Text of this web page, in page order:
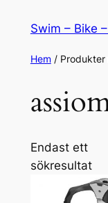
Swim – Bike
Hem/ Produkter
Endast ett
sökresultat